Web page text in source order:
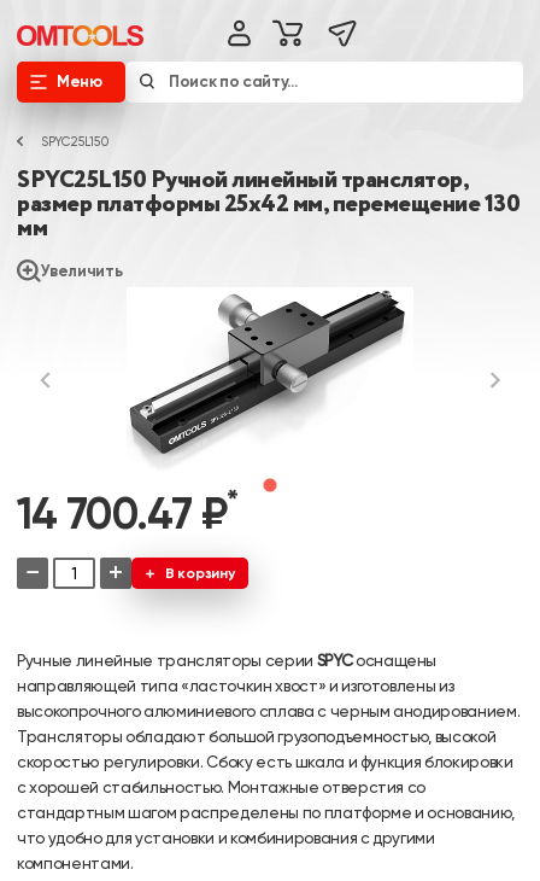
Меню
SPYC25L150
SPYC25L150 Ручной линейный транслятор,
размер платформы 25х42 мм, перемещение 130
мм
Увеличить
14 700.47 ₽*
− + В корзину
Ручные линейные трансляторы серии SPYCоснащены
направляющей типа «ласточкин хвост» и изготовлены из
высокопрочного алюминиевого сплава с черным анодированием.
Трансляторы обладают большой грузоподъемностью, высокой
скоростью регулировки. Сбоку есть шкала и функция блокировки
с хорошей стабильностью. Монтажные отверстия со
стандартным шагом распределены по платформе и основанию,
что удобно для установки и комбинирования с другими
компонентами.